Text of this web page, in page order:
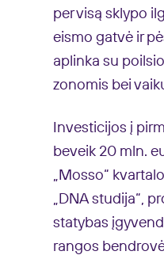
per visą sklypo
eismo gatvė ir
aplinka su
zonomis bei
Investicijos į
beveik 20 mln.
„Mosso“
„DNA studija“,
statybas
rangos